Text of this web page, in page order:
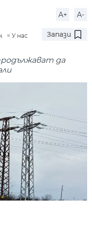
A+ A-
У нас Запази
да